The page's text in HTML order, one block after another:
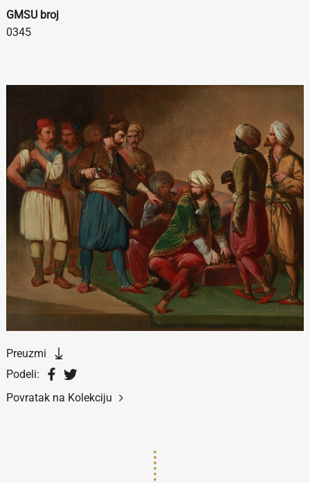
GMSU broj
0345
Preuzmi
Podeli:
Povratak na Kolekciju